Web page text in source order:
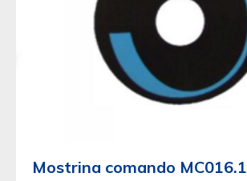
Mostrina comando MC016.1